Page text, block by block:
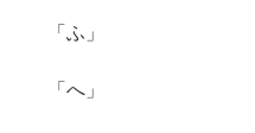
「ふ」
「へ」